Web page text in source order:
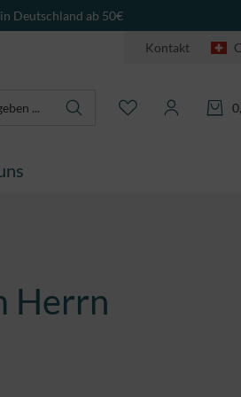
Deutschland ab 50€
Kontakt
Herrn